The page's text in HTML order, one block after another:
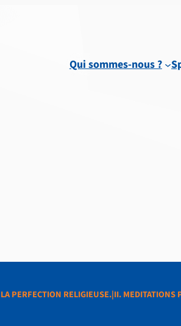
Qui sommes-nous ?
PERFECTION RELIGIEUSE.|II. MEDITATIONS